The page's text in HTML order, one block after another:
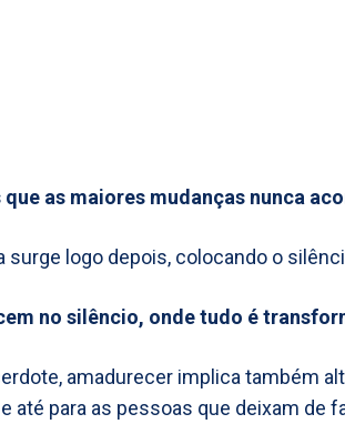
que as maiores mudanças nunca
surge logo depois, colocando o
no silêncio, onde tudo é
amadurecer implica também
até para as pessoas que deixam de